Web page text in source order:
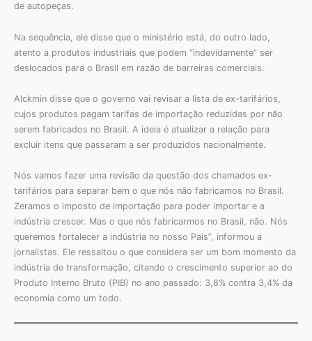
de autopeças.
Na sequência, ele disse que o ministério está, do outro lado,
atento a produtos industriais que podem “indevidamente” ser
deslocados para o Brasil em razão de barreiras comerciais.
Alckmin disse que o governo vai revisar a lista de ex-tarifários,
cujos produtos pagam tarifas de importação reduzidas por não
serem fabricados no Brasil. A ideia é atualizar a relação para
excluir itens que passaram a ser produzidos nacionalmente.
Nós vamos fazer uma revisão da questão dos chamados ex-
tarifários para separar bem o que nós não fabricamos no Brasil.
Zeramos o imposto de importação para poder importar e a
indústria crescer. Mas o que nós fabricarmos no Brasil, não. Nós
queremos fortalecer a indústria no nosso País”, informou a
jornalistas. Ele ressaltou o que considera ser um bom momento da
indústria de transformação, citando o crescimento superior ao do
Produto Interno Bruto (PIB) no ano passado: 3,8% contra 3,4% da
economia como um todo.